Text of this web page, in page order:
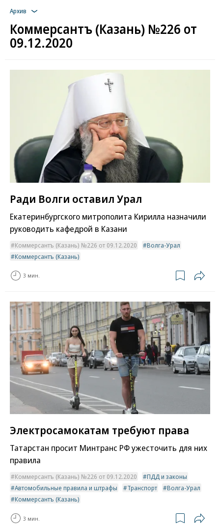
Архив
Коммерсантъ (Казань) №226 от
09.12.2020
Ради Волги оставил Урал
Екатеринбургского митрополита Кирилла назначили
руководить кафедрой в Казани
Коммерсантъ (Казань) №226 от 09.12.2020
Волга-Урал
Коммерсантъ (Казань)
3 мин.
Электросамокатам требуют права
Татарстан просит Минтранс РФ ужесточить для них
правила
Коммерсантъ (Казань) №226 от 09.12.2020
ПДД и законы
Автомобильные правила и штрафы
Транспорт
Волга-Урал
Коммерсантъ (Казань)
3 мин.